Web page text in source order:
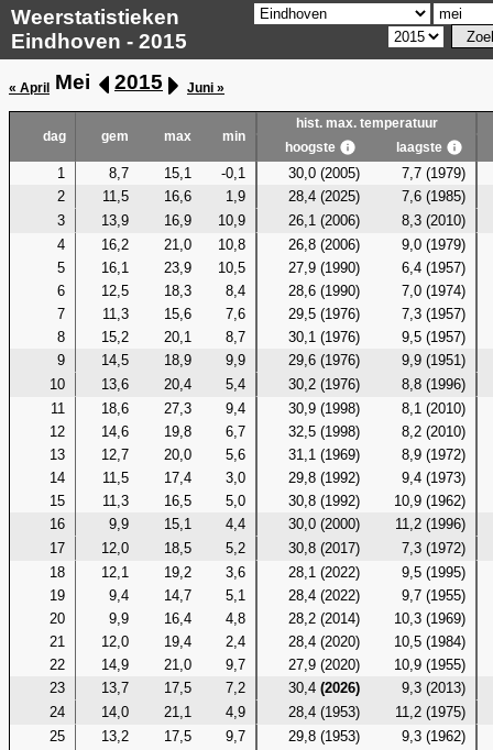
Weerstatistieken
Eindhoven - 2015
« April Mei 2015 Juni »
dag gem max min
hist. max. temperatuur
hoogste
laagste
1 8,7 15,1 -0,1 30,0 (2005)
7,7 (1979)
2
11,5 16,6 1,9 28,4 (2025)
7,6 (1985)
3
13,9 16,9 10,9 26,1 (2006)
8,3 (2010)
4
16,2 21,0 10,8 26,8 (2006)
9,0 (1979)
5
16,1 23,9 10,5 27,9 (1990)
6,4 (1957)
6
12,5 18,3 8,4 28,6 (1990)
7,0 (1974)
7
11,3 15,6 7,6 29,5 (1976)
7,3 (1957)
8
15,2 20,1 8,7 30,1 (1976)
9,5 (1957)
9
14,5 18,9 9,9 29,6 (1976)
9,9 (1951)
10
13,6 20,4 5,4 30,2 (1976)
8,8 (1996)
11
18,6 27,3 9,4 30,9 (1998)
8,1 (2010)
12
14,6 19,8 6,7 32,5 (1998)
8,2 (2010)
13
12,7 20,0 5,6 31,1 (1969)
8,9 (1972)
14
11,5 17,4 3,0 29,8 (1992)
9,4 (1973)
15
11,3 16,5 5,0 30,8 (1992)
10,9 (1962)
16
9,9 15,1 4,4 30,0 (2000)
11,2 (1996)
17
12,0 18,5 5,2 30,8 (2017)
7,3 (1972)
18
12,1 19,2 3,6 28,1 (2022)
9,5 (1995)
19
9,4 14,7 5,1 28,4 (2022)
9,7 (1955)
20
9,9 16,4 4,8 28,2 (2014)
10,3 (1969)
21
12,0 19,4 2,4 28,4 (2020)
10,5 (1984)
22
14,9 21,0 9,7 27,9 (2020)
10,9 (1955)
23
13,7 17,5 7,2 30,4(2026)
9,3 (2013)
24
14,0 21,1 4,9 28,4 (1953)
11,2 (1975)
25
13,2 17,5 9,7 29,8 (1953)
9,3 (1962)